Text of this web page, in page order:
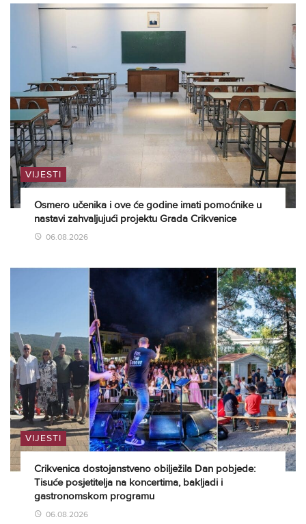
VIJESTI
Osmero učenika i ove će godine imati pomoćnike u
nastavi zahvaljujući projektu Grada Crikvenice
06.08.2026
VIJESTI
Crikvenica dostojanstveno obilježila Dan pobjede:
Tisuće posjetitelja na koncertima, bakljadi i
gastronomskom programu
06.08.2026